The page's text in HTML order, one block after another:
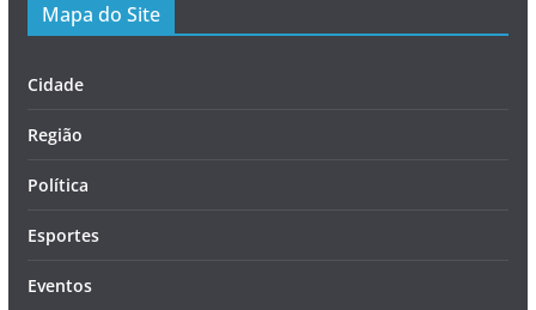
Mapa do Site
Cidade
Região
Política
Esportes
Eventos